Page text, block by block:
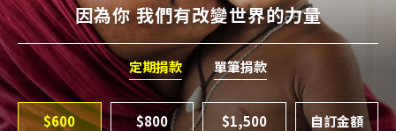
因為你 我們有改變世界的力量
定期捐款 單筆捐款
$600 $800 $1,500